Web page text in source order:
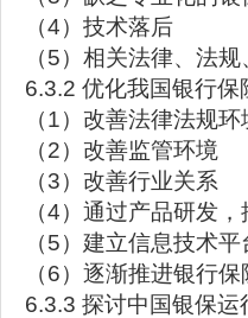
（4）技术落后
（5）相关法律、法
6.3.2 优化我国银行
（1）改善法律法规环
（2）改善监管环境
（3）改善行业关系
（4）通过产品研发
（5）建立信息技术平
（6）逐渐推进银行
6.3.3 探讨中国银保运